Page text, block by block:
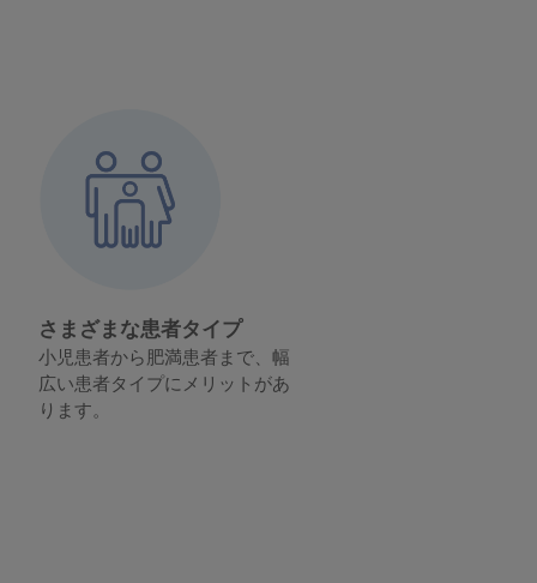
さまざまな患者タイプ
小児患者から肥満患者まで、幅
広い患者タイプにメリットがあ
ります。